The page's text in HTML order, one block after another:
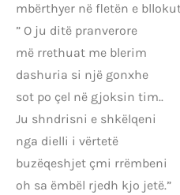
mbërthyer në fletën e
” O ju ditë pranverore
më rrethuat me blerim
dashuria si një gonxhe
sot po çel në gjoksin tim..
Ju shndrisni e shkëlqeni
nga dielli i vërtetë
buzëqeshjet çmi rrëmbeni
oh sa ëmbël rjedh kjo jetë.”